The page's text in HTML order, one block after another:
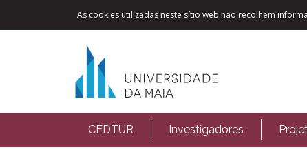
As cookies utilizadas neste sítio web não recolhem
CEDTUR Investigadores